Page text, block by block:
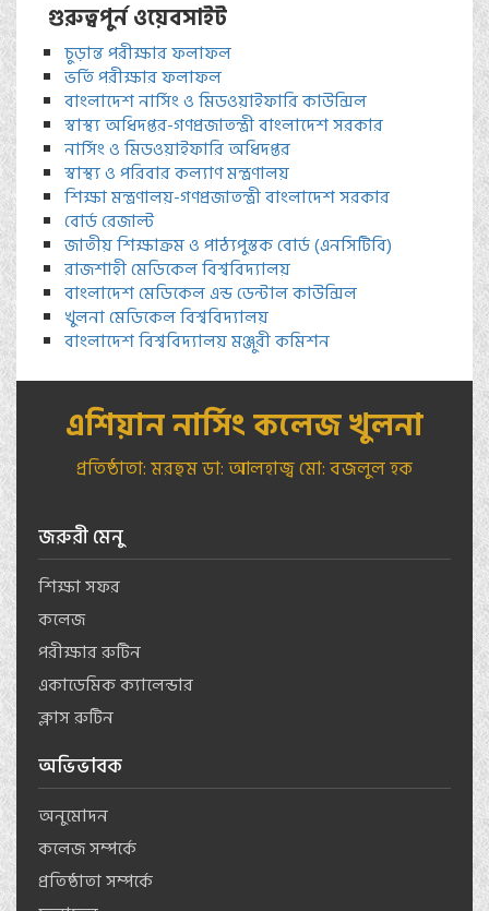
গুরুত্বপুর্ন ওয়েবসাইট
চুড়ান্ত পরীক্ষার ফলাফল
ভর্তি পরীক্ষার ফলাফল
বাংলাদেশ নার্সিং ও মিডওয়াইফারি কাউন্সিল
স্বাস্থ্য অধিদপ্তর-গণপ্রজাতন্ত্রী বাংলাদেশ সরকার
নার্সিং ও মিডওয়াইফারি অধিদপ্তর
স্বাস্থ্য ও পরিবার কল্যাণ মন্ত্রণালয়
শিক্ষা মন্ত্রণালয়-গণপ্রজাতন্ত্রী বাংলাদেশ সরকার
বোর্ড রেজাল্ট
জাতীয় শিক্ষাক্রম ও পাঠ্যপুস্তক বোর্ড (এনসিটিবি)
রাজশাহী মেডিকেল বিশ্ববিদ্যালয়
বাংলাদেশ মেডিকেল এন্ড ডেন্টাল কাউন্সিল
খুলনা মেডিকেল বিশ্ববিদ্যালয়
বাংলাদেশ বিশ্ববিদ্যালয় মঞ্জুরী কমিশন
এশিয়ান নার্সিং কলেজ খুলনা
প্রতিষ্ঠাতা: মরহুম ডা: আলহাজ্ব মো: বজলুল হক
জরুরী মেনু
শিক্ষা সফর
কলেজ
পরীক্ষার রুটিন
একাডেমিক ক্যালেন্ডার
ক্লাস রুটিন
অভিভাবক
অনুমোদন
কলেজ সম্পর্কে
প্রতিষ্ঠাতা সম্পর্কে